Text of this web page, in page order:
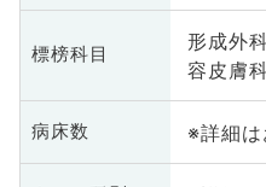
標榜科目
形成外
容皮膚
病床数 ※詳細